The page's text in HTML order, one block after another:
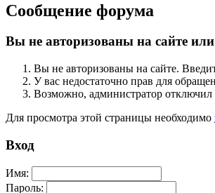
Сообщение форума
Вы не авторизованы на сайте
Вы не авторизованы на сайте.
У вас недостаточно прав для
Возможно, администратор
Для просмотра этой страницы необходимо
Вход
Имя:
Пароль: